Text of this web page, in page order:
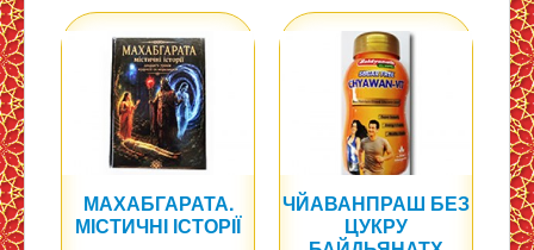
МАХАБГАРАТА.
МІСТИЧНІ ІСТОРІЇ
ЧЙАВАНПРАШ БЕЗ
ЦУКРУ